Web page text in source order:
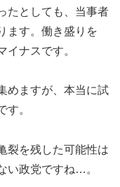
たとしても、当事者
ます。働き盛りを
イナスです。
めますが、本当に試
す。
裂を残した可能性は
い政党ですね…。